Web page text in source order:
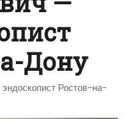
Дону
Ростов-на-